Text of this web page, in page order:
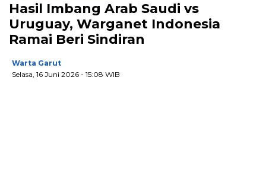
Hasil Imbang Arab Saudi vs
Uruguay, Warganet Indonesia
Ramai Beri Sindiran
Warta Garut
Selasa, 16 Juni 2026 - 15:08 WIB